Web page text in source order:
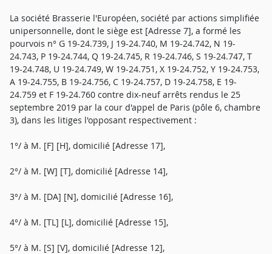
La société Brasserie l'Européen, société par actions simplifiée
unipersonnelle, dont le siège est [Adresse 7], a formé les
pourvois n° G 19-24.739, J 19-24.740, M 19-24.742, N 19-
24.743, P 19-24.744, Q 19-24.745, R 19-24.746, S 19-24.747, T
19-24.748, U 19-24.749, W 19-24.751, X 19-24.752, Y 19-24.753,
A 19-24.755, B 19-24.756, C 19-24.757, D 19-24.758, E 19-
24.759 et F 19-24.760 contre dix-neuf arrêts rendus le 25
septembre 2019 par la cour d'appel de Paris (pôle 6, chambre
3), dans les litiges l'opposant respectivement :
1°/ à M. [F] [H], domicilié [Adresse 17],
2°/ à M. [W] [T], domicilié [Adresse 14],
3°/ à M. [DA] [N], domicilié [Adresse 16],
4°/ à M. [TL] [L], domicilié [Adresse 15],
5°/ à M. [S] [V], domicilié [Adresse 12],